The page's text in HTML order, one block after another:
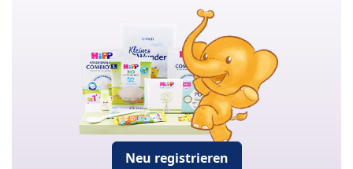
Neu registrieren